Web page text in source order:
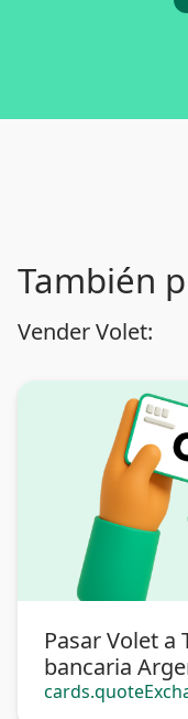
También
Vender Volet:
Pasar Volet a
bancaria